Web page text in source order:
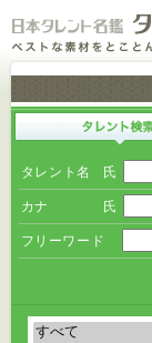
タレント名 氏
カナ 氏
フリーワード